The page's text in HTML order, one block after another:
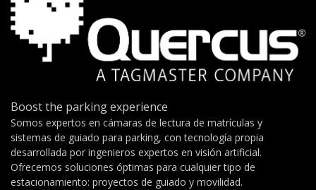
Boost the parking experience
Somos expertos en cámaras de lectura de matrículas y
sistemas de guiado para parking, con tecnología propia
desarrollada por ingenieros expertos en visión artificial.
Ofrecemos soluciones óptimas para cualquier tipo de
estacionamiento: proyectos de guiado y movilidad.